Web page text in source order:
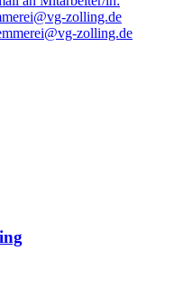
zolling.de